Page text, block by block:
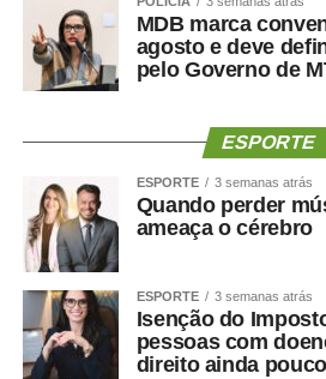
Hospital amplia serviços
Referência estadual em urgência,
politrauma, traumato-ortopedia e
Queimados (CTQ), o HMC
abertas para atendimentos de
A unidade dispõe de enfermarias
Hospital Dia, centros cirúrgicos,
decisão médica, seis leitos
estrutura completa para assistência
hospitalar.
Nos últimos meses, o hospital
de procedimentos especializados.
MDB marca
agosto e deve
pelo Governo de
ESPORTE
ESPORTE 3 semanas atrás
Quando perder
ameaça o cérebro
ESPORTE 3 semanas atrás
Isenção do
pessoas com
direito ainda